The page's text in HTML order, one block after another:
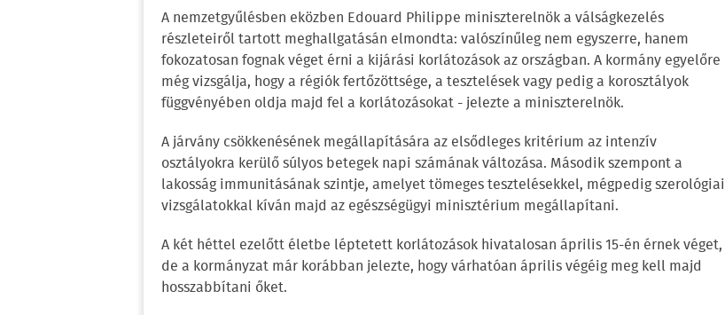
A nemzetgyűlésben eközben Edouard Philippe miniszterelnök a válságkezelés
részleteiről tartott meghallgatásán elmondta: valószínűleg nem egyszerre, hanem
fokozatosan fognak véget érni a kijárási korlátozások az országban. A kormány egyelőre
még vizsgálja, hogy a régiók fertőzöttsége, a tesztelések vagy pedig a korosztályok
függvényében oldja majd fel a korlátozásokat - jelezte a miniszterelnök.
A járvány csökkenésének megállapítására az elsődleges kritérium az intenzív
osztályokra kerülő súlyos betegek napi számának változása. Második szempont a
lakosság immunitásának szintje, amelyet tömeges tesztelésekkel, mégpedig szerológiai
vizsgálatokkal kíván majd az egészségügyi minisztérium megállapítani.
A két héttel ezelőtt életbe léptetett korlátozások hivatalosan április 15-én érnek véget,
de a kormányzat már korábban jelezte, hogy várhatóan április végéig meg kell majd
hosszabbítani őket.